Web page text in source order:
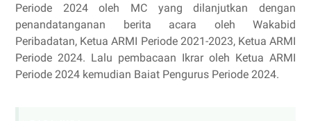
Periode 2024 oleh MC yang dilanjutkan dengan
penandatanganan berita acara oleh Wakabid
Peribadatan, Ketua ARMI Periode 2021-2023, Ketua ARMI
Periode 2024. Lalu pembacaan Ikrar oleh Ketua ARMI
Periode 2024 kemudian Baiat Pengurus Periode 2024.